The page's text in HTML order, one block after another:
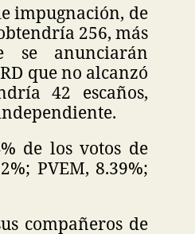
impugnación, de
256, más
se anunciarán
que no alcanzó
42 escaños,
de los votos de
PVEM, 8.39%;
compañeros de